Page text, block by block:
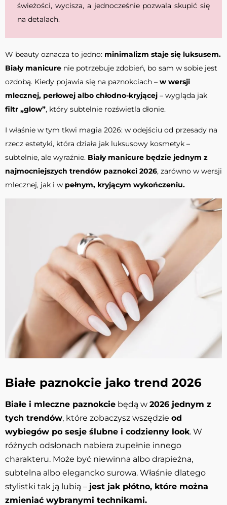
świeżości, wycisza, a jednocześnie pozwala skupić się
na detalach.
W beauty oznacza to jedno: minimalizm staje się luksusem.
Biały manicure nie potrzebuje zdobień, bo sam w sobie jest
ozdobą. Kiedy pojawia się na paznokciach – w wersji
mlecznej, perłowej albo chłodno-kryjącej – wygląda jak
filtr „glow”, który subtelnie rozświetla dłonie.
I właśnie w tym tkwi magia 2026: w odejściu od przesady na
rzecz estetyki, która działa jak luksusowy kosmetyk –
subtelnie, ale wyraźnie. Biały manicure będzie jednym z
najmocniejszych trendów paznokci 2026, zarówno w wersji
mlecznej, jak i w pełnym, kryjącym wykończeniu.
Białe paznokcie jako trend 2026
Białe i mleczne paznokcie będą w 2026 jednym z
tych trendów, które zobaczysz wszędzie od
wybiegów po sesje ślubne i codzienny look. W
różnych odsłonach nabiera zupełnie innego
charakteru. Może być niewinna albo drapieżna,
subtelna albo elegancko surowa. Właśnie dlatego
stylistki tak ją lubią – jest jak płótno, które można
zmieniać wybranymi technikami.